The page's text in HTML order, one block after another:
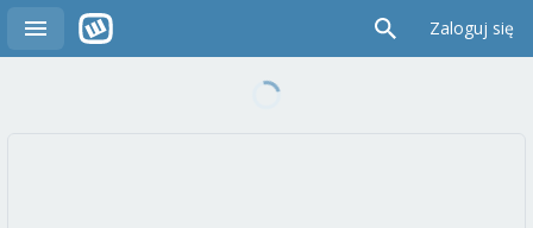
Zaloguj się